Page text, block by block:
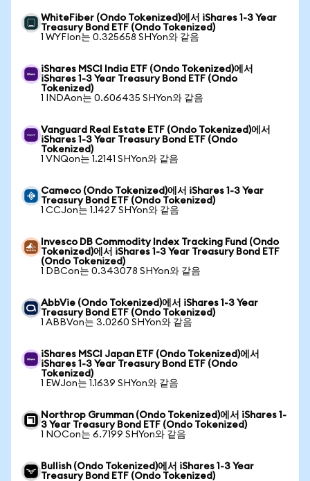
WhiteFiber (Ondo Tokenized)에서 iShares 1-3 Year
Treasury Bond ETF (Ondo Tokenized)
1 WYFIon는 0.325658 SHYon와 같음
iShares MSCI India ETF (Ondo Tokenized)에서
iShares 1-3 Year Treasury Bond ETF (Ondo
Tokenized)
1 INDAon는 0.606435 SHYon와 같음
Vanguard Real Estate ETF (Ondo Tokenized)에서
iShares 1-3 Year Treasury Bond ETF (Ondo
Tokenized)
1 VNQon는 1.2141 SHYon와 같음
Cameco (Ondo Tokenized)에서 iShares 1-3 Year
Treasury Bond ETF (Ondo Tokenized)
1 CCJon는 1.1427 SHYon와 같음
Invesco DB Commodity Index Tracking Fund (Ondo
Tokenized)에서 iShares 1-3 Year Treasury Bond ETF
(Ondo Tokenized)
1 DBCon는 0.343078 SHYon와 같음
AbbVie (Ondo Tokenized)에서 iShares 1-3 Year
Treasury Bond ETF (Ondo Tokenized)
1 ABBVon는 3.0260 SHYon와 같음
iShares MSCI Japan ETF (Ondo Tokenized)에서
iShares 1-3 Year Treasury Bond ETF (Ondo
Tokenized)
1 EWJon는 1.1639 SHYon와 같음
Northrop Grumman (Ondo Tokenized)에서 iShares 1-
3 Year Treasury Bond ETF (Ondo Tokenized)
1 NOCon는 6.7199 SHYon와 같음
Bullish (Ondo Tokenized)에서 iShares 1-3 Year
Treasury Bond ETF (Ondo Tokenized)